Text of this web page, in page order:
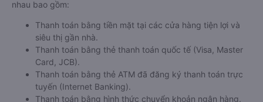
nhau bao gồm:
Thanh toán bằng tiền mặt tại các cửa hàng tiện lợi và
siêu thị gần nhà.
Thanh toán bằng thẻ thanh toán quốc tế (Visa, Master
Card, JCB).
Thanh toán bằng thẻ ATM đã đăng ký thanh toán trực
tuyến (Internet Banking).
Thanh toán bằng hình thức chuyển khoản ngân hàng.